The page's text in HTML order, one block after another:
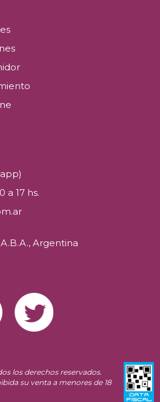
a 17 hs.
Argentina
los derechos reservados.
su venta a menores de 18